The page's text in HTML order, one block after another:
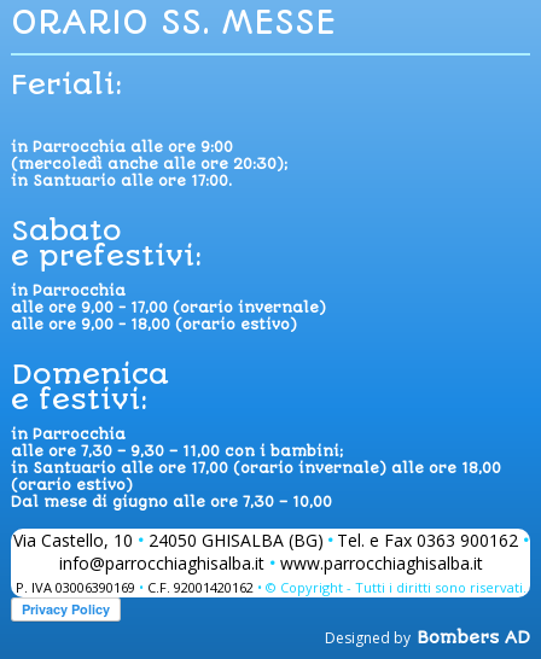
ORARIO SS. MESSE
Feriali:
in Parrocchia alle ore 9:00
(mercoledì anche alle ore 20:30);
in Santuario alle ore 17:00.
Sabato
e prefestivi:
in Parrocchia
alle ore 9,00 - 17,00 (orario invernale)
alle ore 9,00 - 18,00 (orario estivo)
Domenica
e festivi:
in Parrocchia
alle ore 7,30 – 9,30 – 11,00 con i bambini;
in Santuario alle ore 17,00 (orario invernale) alle ore 18,00
(orario estivo)
Dal mese di giugno alle ore 7,30 – 10,00
Via Castello, 10 •24050 GHISALBA (BG) • Tel. e Fax 0363 900162 •
info@parrocchiaghisalba.it •www.parrocchiaghisalba.it
P. IVA 03006390169 • C.F. 92001420162 • © Copyright - Tutti i diritti sono riservati.
Designed by Bombers AD